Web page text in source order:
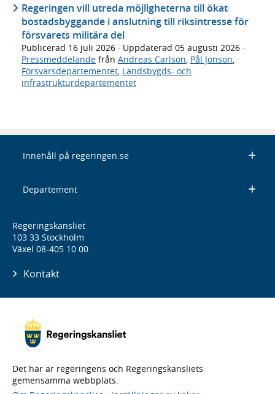
Regeringen vill utreda möjligheterna till ökat
bostadsbyggande i anslutning till riksintresse för
försvarets militära del
Publicerad 16 juli 2026 · Uppdaterad 05 augusti 2026 ·
Pressmeddelande från Andreas Carlson Pål Jonson
Försvarsdepartementet Landsbygds- och
infrastrukturdepartementet
Innehåll på regeringen.se
Departement
Regeringskansliet
103 33 Stockholm
Växel 08-405 10 00
Kontakt
Det här är regeringens och Regeringskansliets
gemensamma webbplats.